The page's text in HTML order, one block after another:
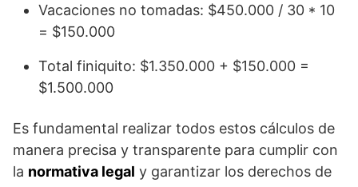
Vacaciones no tomadas: $450.000 / 30 * 10
= $150.000
Total finiquito: $1.350.000 + $150.000 =
$1.500.000
Es fundamental realizar todos estos cálculos de
manera precisa y transparente para cumplir con
la normativa legal y garantizar los derechos de